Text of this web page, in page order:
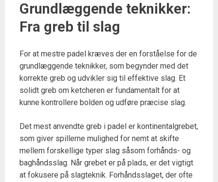
Grundlæggende teknikker:
Fra greb til slag
For at mestre padel kræves der en forståelse for de
grundlæggende teknikker, som begynder med det
korrekte greb og udvikler sig til effektive slag. Et
solidt greb om ketcheren er fundamentalt for at
kunne kontrollere bolden og udføre præcise slag.
Det mest anvendte greb i padel er kontinentalgrebet,
som giver spillerne mulighed for nemt at skifte
mellem forskellige typer slag såsom forhånds- og
baghåndsslag. Når grebet er på plads, er det vigtigt
at fokusere på slagteknik. Forhåndsslaget, der ofte